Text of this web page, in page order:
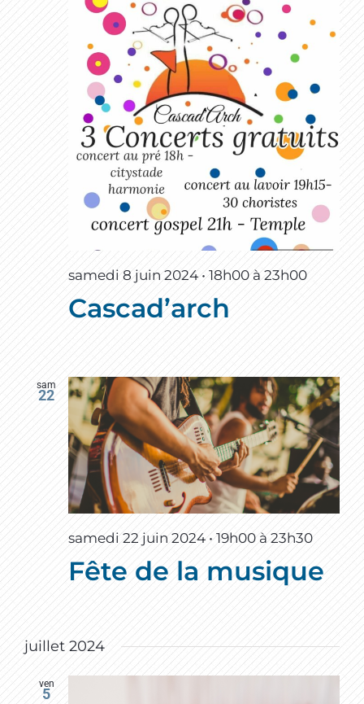
samedi 8 juin 2024 • 18h00 à23h00
Cascad’arch
sam
22
samedi 22 juin 2024 • 19h00 à23h30
Fête de la musique
juillet 2024
ven
5